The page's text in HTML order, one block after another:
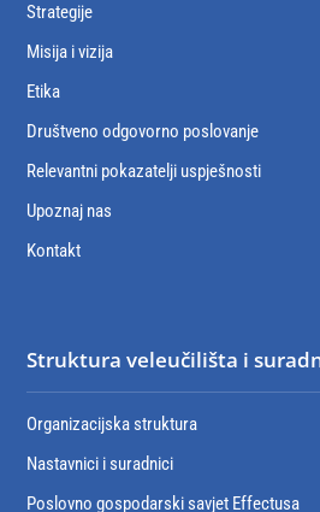
Strategije
Misija i vizija
Etika
Društveno odgovorno poslovanje
Relevantni pokazatelji uspješnosti
Upoznaj nas
Kontakt
Struktura veleučilišta i
Organizacijska struktura
Nastavnici i suradnici
Poslovno gospodarski savjet Effectusa